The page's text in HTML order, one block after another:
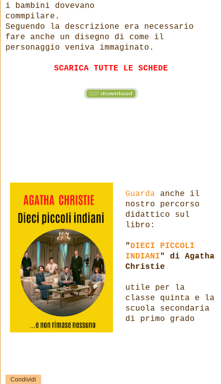
i bambini dovevano
commpilare.
Seguendo la descrizione era necessario
fare anche un disegno di come il
personaggio veniva immaginato.
SCARICA TUTTE LE SCHEDE
Guarda anche il
nostro percorso
didattico sul
libro:
"DIECI PICCOLI
INDIANI" di Agatha
Christie
utile per la
classe quinta e la
scuola secondaria
di primo grado
Condividi